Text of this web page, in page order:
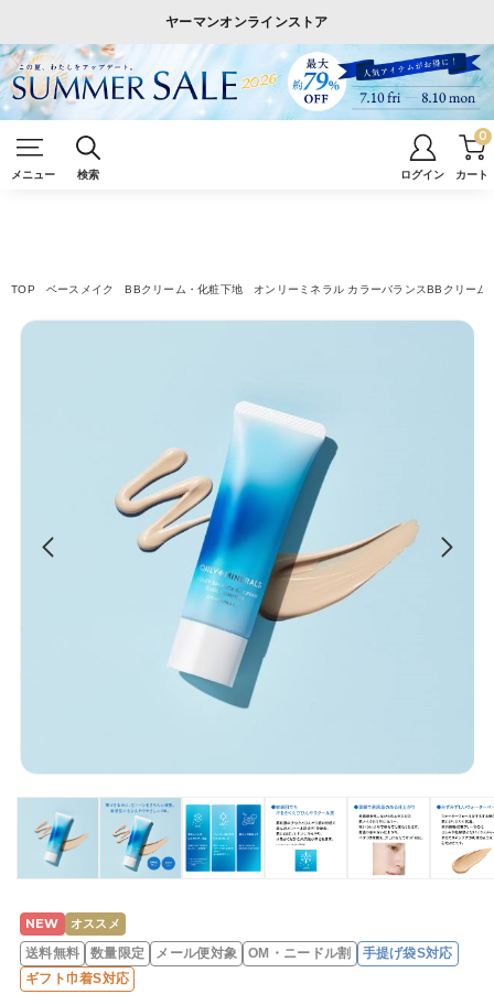
ヤーマンオンラインストア
メニュー 検索 ログイン カート
0
TOP ベースメイク BBクリーム・化粧下地 オンリーミネラル カラーバランスBBクリーム
NEW オススメ
送料無料 数量限定 メール便対象 OM・ニードル割
手提げ袋S対応
ギフト巾着S対応